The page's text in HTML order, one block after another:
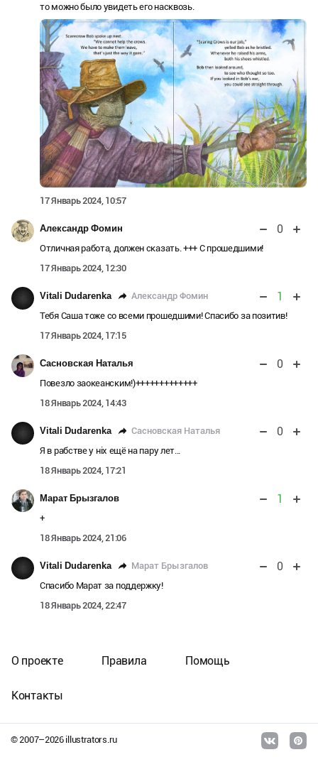
то можно было увидеть его насквозь.
17 Январь 2024, 10:57
Александр Фомин 0
Отличная работа, должен сказать. +++ С прошедшими!
17 Январь 2024, 12:30
Vitali Dudarenka Александр Фомин 1
Тебя Саша тоже со всеми прошедшими! Спасибо за позитив!
17 Январь 2024, 17:15
Сасновская Наталья 0
Повезло заокеанским!)+++++++++++++
18 Январь 2024, 14:43
Vitali Dudarenka Сасновская Наталья 0
Я в рабстве у ніх ещё на пару лет...
18 Январь 2024, 17:21
Марат Брызгалов 1
+
18 Январь 2024, 21:06
Vitali Dudarenka Марат Брызгалов 0
Спасибо Марат за поддержку!
18 Январь 2024, 22:47
© 2007–2026illustrators.ru
О проекте Правила Помощь
Контакты